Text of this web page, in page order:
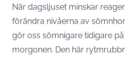
När dagsljuset minskar
förändra nivåerna av
gör oss sömnigare tidigare
morgonen. Den här